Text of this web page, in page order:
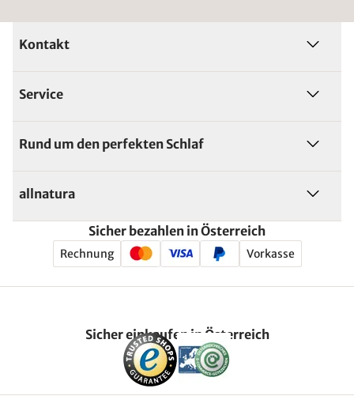
Kontakt
Service
Rund um den perfekten Schlaf
allnatura
Sicher bezahlen in Österreich
Rechnung Vorkasse
Sicher einkaufen in Österreich